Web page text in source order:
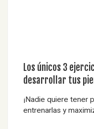
Los únicos 3
desarrollar tus
¡Nadie quiere tener
entrenarlas y